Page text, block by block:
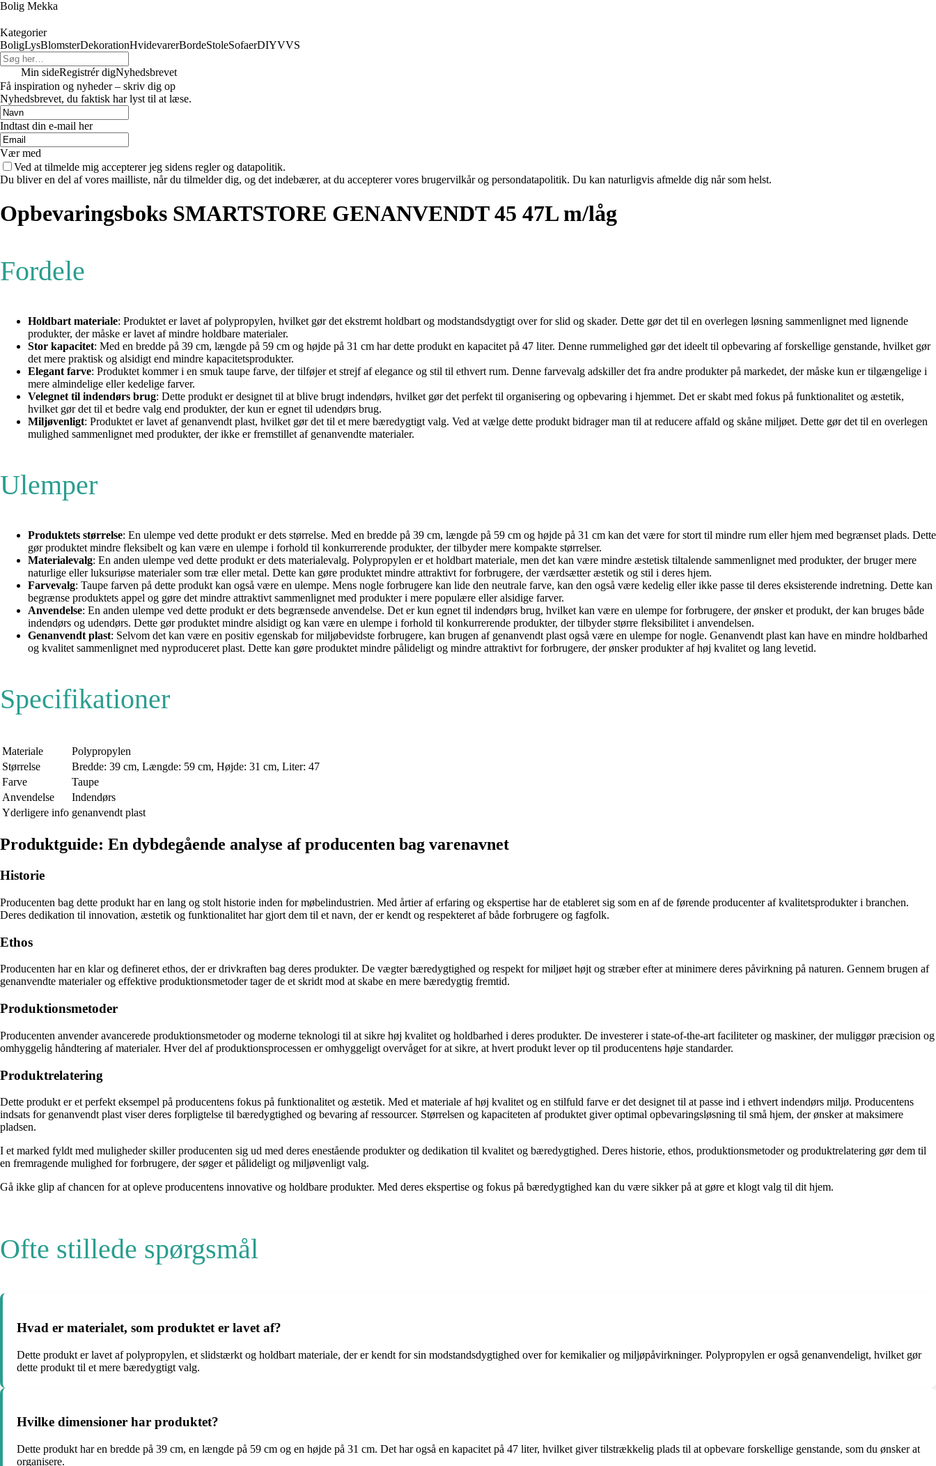
Bolig Mekka
Kategorier
BoligLysBlomsterDekorationHvidevarerBordeStoleSofaerDIYVVS
Min sideRegistrér digNyhedsbrevet
Få inspiration og nyheder – skriv dig op
Nyhedsbrevet, du faktisk har lyst til at læse.
Indtast din e-mail her
Vær med
Ved at tilmelde mig accepterer jeg sidens regler og datapolitik.
Du bliver en del af vores mailliste, når du tilmelder dig, og det indebærer, at du accepterer vores brugervilkår og persondatapolitik. Du kan naturligvis afmelde dig når som helst.
Opbevaringsboks SMARTSTORE GENANVENDT 45 47L m/låg
Fordele
Holdbart materiale: Produktet er lavet af polypropylen, hvilket gør det ekstremt holdbart og modstandsdygtigt over for slid og skader. Dette gør det til en overlegen løsning sammenlignet med lignende
produkter, der måske er lavet af mindre holdbare materialer.
Stor kapacitet: Med en bredde på 39 cm, længde på 59 cm og højde på 31 cm har dette produkt en kapacitet på 47 liter. Denne rummelighed gør det ideelt til opbevaring af forskellige genstande, hvilket gør
det mere praktisk og alsidigt end mindre kapacitetsprodukter.
Elegant farve: Produktet kommer i en smuk taupe farve, der tilføjer et strejf af elegance og stil til ethvert rum. Denne farvevalg adskiller det fra andre produkter på markedet, der måske kun er tilgængelige i
mere almindelige eller kedelige farver.
Velegnet til indendørs brug: Dette produkt er designet til at blive brugt indendørs, hvilket gør det perfekt til organisering og opbevaring i hjemmet. Det er skabt med fokus på funktionalitet og æstetik,
hvilket gør det til et bedre valg end produkter, der kun er egnet til udendørs brug.
Miljøvenligt: Produktet er lavet af genanvendt plast, hvilket gør det til et mere bæredygtigt valg. Ved at vælge dette produkt bidrager man til at reducere affald og skåne miljøet. Dette gør det til en overlegen
mulighed sammenlignet med produkter, der ikke er fremstillet af genanvendte materialer.
Ulemper
Produktets størrelse: En ulempe ved dette produkt er dets størrelse. Med en bredde på 39 cm, længde på 59 cm og højde på 31 cm kan det være for stort til mindre rum eller hjem med begrænset plads. Dette
gør produktet mindre fleksibelt og kan være en ulempe i forhold til konkurrerende produkter, der tilbyder mere kompakte størrelser.
Materialevalg: En anden ulempe ved dette produkt er dets materialevalg. Polypropylen er et holdbart materiale, men det kan være mindre æstetisk tiltalende sammenlignet med produkter, der bruger mere
naturlige eller luksuriøse materialer som træ eller metal. Dette kan gøre produktet mindre attraktivt for forbrugere, der værdsætter æstetik og stil i deres hjem.
Farvevalg: Taupe farven på dette produkt kan også være en ulempe. Mens nogle forbrugere kan lide den neutrale farve, kan den også være kedelig eller ikke passe til deres eksisterende indretning. Dette kan
begrænse produktets appel og gøre det mindre attraktivt sammenlignet med produkter i mere populære eller alsidige farver.
Anvendelse: En anden ulempe ved dette produkt er dets begrænsede anvendelse. Det er kun egnet til indendørs brug, hvilket kan være en ulempe for forbrugere, der ønsker et produkt, der kan bruges både
indendørs og udendørs. Dette gør produktet mindre alsidigt og kan være en ulempe i forhold til konkurrerende produkter, der tilbyder større fleksibilitet i anvendelsen.
Genanvendt plast: Selvom det kan være en positiv egenskab for miljøbevidste forbrugere, kan brugen af genanvendt plast også være en ulempe for nogle. Genanvendt plast kan have en mindre holdbarhed
og kvalitet sammenlignet med nyproduceret plast. Dette kan gøre produktet mindre pålideligt og mindre attraktivt for forbrugere, der ønsker produkter af høj kvalitet og lang levetid.
Specifikationer
Materiale
Polypropylen
Størrelse
Bredde: 39 cm, Længde: 59 cm, Højde: 31 cm, Liter: 47
Farve
Taupe
Anvendelse
Indendørs
Yderligere info genanvendt plast
Produktguide: En dybdegående analyse af producenten bag varenavnet
Historie
Producenten bag dette produkt har en lang og stolt historie inden for møbelindustrien. Med årtier af erfaring og ekspertise har de etableret sig som en af de førende producenter af kvalitetsprodukter i branchen.
Deres dedikation til innovation, æstetik og funktionalitet har gjort dem til et navn, der er kendt og respekteret af både forbrugere og fagfolk.
Ethos
Producenten har en klar og defineret ethos, der er drivkraften bag deres produkter. De vægter bæredygtighed og respekt for miljøet højt og stræber efter at minimere deres påvirkning på naturen. Gennem brugen af
genanvendte materialer og effektive produktionsmetoder tager de et skridt mod at skabe en mere bæredygtig fremtid.
Produktionsmetoder
Producenten anvender avancerede produktionsmetoder og moderne teknologi til at sikre høj kvalitet og holdbarhed i deres produkter. De investerer i state-of-the-art faciliteter og maskiner, der muliggør præcision og
omhyggelig håndtering af materialer. Hver del af produktionsprocessen er omhyggeligt overvåget for at sikre, at hvert produkt lever op til producentens høje standarder.
Produktrelatering
Dette produkt er et perfekt eksempel på producentens fokus på funktionalitet og æstetik. Med et materiale af høj kvalitet og en stilfuld farve er det designet til at passe ind i ethvert indendørs miljø. Producentens
indsats for genanvendt plast viser deres forpligtelse til bæredygtighed og bevaring af ressourcer. Størrelsen og kapaciteten af produktet giver optimal opbevaringsløsning til små hjem, der ønsker at maksimere
pladsen.
I et marked fyldt med muligheder skiller producenten sig ud med deres enestående produkter og dedikation til kvalitet og bæredygtighed. Deres historie, ethos, produktionsmetoder og produktrelatering gør dem til
en fremragende mulighed for forbrugere, der søger et pålideligt og miljøvenligt valg.
Gå ikke glip af chancen for at opleve producentens innovative og holdbare produkter. Med deres ekspertise og fokus på bæredygtighed kan du være sikker på at gøre et klogt valg til dit hjem.
Ofte stillede spørgsmål
Hvad er materialet, som produktet er lavet af?
Dette produkt er lavet af polypropylen, et slidstærkt og holdbart materiale, der er kendt for sin modstandsdygtighed over for kemikalier og miljøpåvirkninger. Polypropylen er også genanvendeligt, hvilket gør
dette produkt til et mere bæredygtigt valg.
Hvilke dimensioner har produktet?
Dette produkt har en bredde på 39 cm, en længde på 59 cm og en højde på 31 cm. Det har også en kapacitet på 47 liter, hvilket giver tilstrækkelig plads til at opbevare forskellige genstande, som du ønsker at
organisere.